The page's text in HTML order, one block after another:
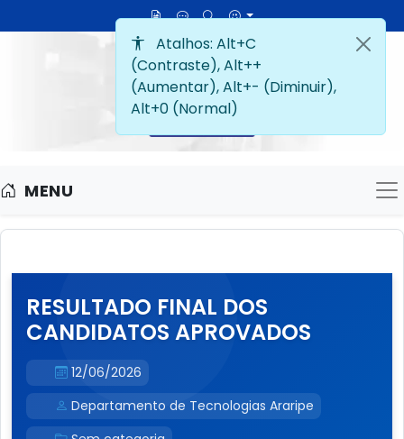
MENU
RESULTADO FINAL DOS
CANDIDATOS APROVADOS
12/06/2026
Departamento de Tecnologias Araripe